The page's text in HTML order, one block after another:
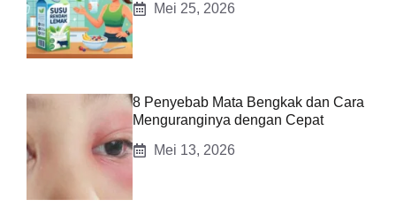
Mei 25, 2026
8 Penyebab Mata Bengkak dan Cara
Menguranginya dengan Cepat
Mei 13, 2026